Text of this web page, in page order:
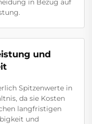
in Bezug auf
und
Spitzenwerte in
da sie Kosten
langfristigen
und